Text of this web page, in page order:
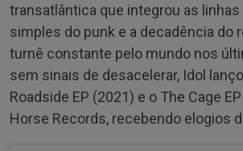
transatlântica que integrou as linhas
simples do punk e a decadência do
turnê constante pelo mundo nos
sem sinais de desacelerar, Idol
Roadside EP (2021) e o The Cage
Horse Records, recebendo elogios